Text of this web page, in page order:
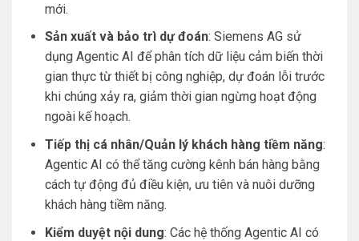
mới.
Sản xuất và bảo trì dự đoán: Siemens AG sử
dụng Agentic AI để phân tích dữ liệu cảm biến thời
gian thực từ thiết bị công nghiệp, dự đoán lỗi trước
khi chúng xảy ra, giảm thời gian ngừng hoạt động
ngoài kế hoạch.
Tiếp thị cá nhân/Quản lý khách hàng tiềm năng:
Agentic AI có thể tăng cường kênh bán hàng bằng
cách tự động đủ điều kiện, ưu tiên và nuôi dưỡng
khách hàng tiềm năng.
Kiểm duyệt nội dung: Các hệ thống Agentic AI có